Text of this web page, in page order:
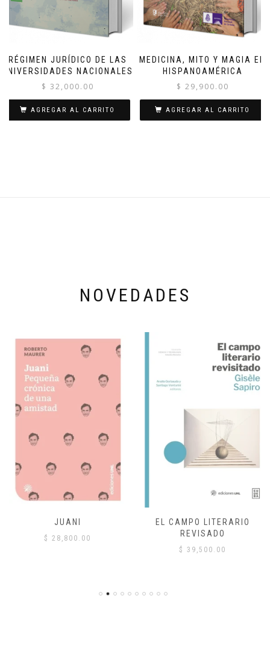
RÉGIMEN JURÍDICO DE LAS
UNIVERSIDADES NACIONALES
$ 32,000.00
AGREGAR AL CARRITO
MEDICINA, MITO Y MAGIA EN
HISPANOAMÉRICA
$ 29,900.00
AGREGAR AL CARRITO
NOVEDADES
JUANI
$ 28,800.00
EL CAMPO LITERARIO
REVISADO
$ 39,500.00